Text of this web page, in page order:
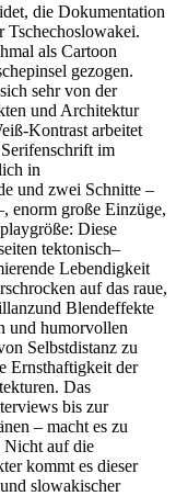
die Dokumentation
Tschechoslowakei.
als Cartoon
gezogen.
sehr von der
und Architektur
Kontrast arbeitet
im
in
und zwei Schnitte –
enorm große Einzüge,
Diese
tektonisch–
Lebendigkeit
auf das raue,
Blendeffekte
und humorvollen
Selbstdistanz zu
Ernsthaftigkeit der
Das
bis zur
– macht es zu
Nicht auf die
kommt es dieser
slowakischer